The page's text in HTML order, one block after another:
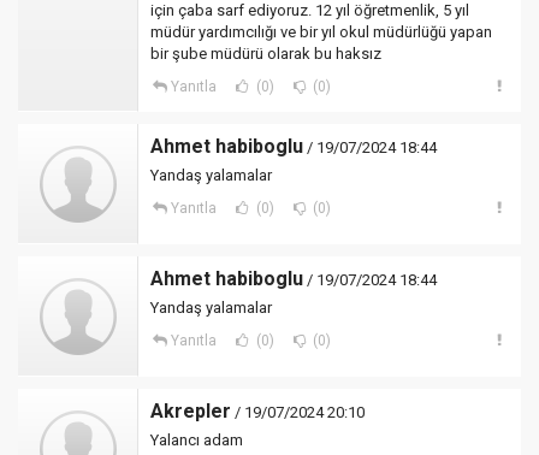
için çaba sarf ediyoruz. 12 yıl öğretmenlik, 5 yıl
müdür yardımcılığı ve bir yıl okul müdürlüğü yapan
bir şube müdürü olarak bu haksız
Yanıtla (0) (0)
Ahmet habiboglu / 19/07/2024 18:44
Yandaş yalamalar
Yanıtla (0) (0)
Ahmet habiboglu / 19/07/2024 18:44
Yandaş yalamalar
Yanıtla (0) (0)
Akrepler / 19/07/2024 20:10
Yalancı adam